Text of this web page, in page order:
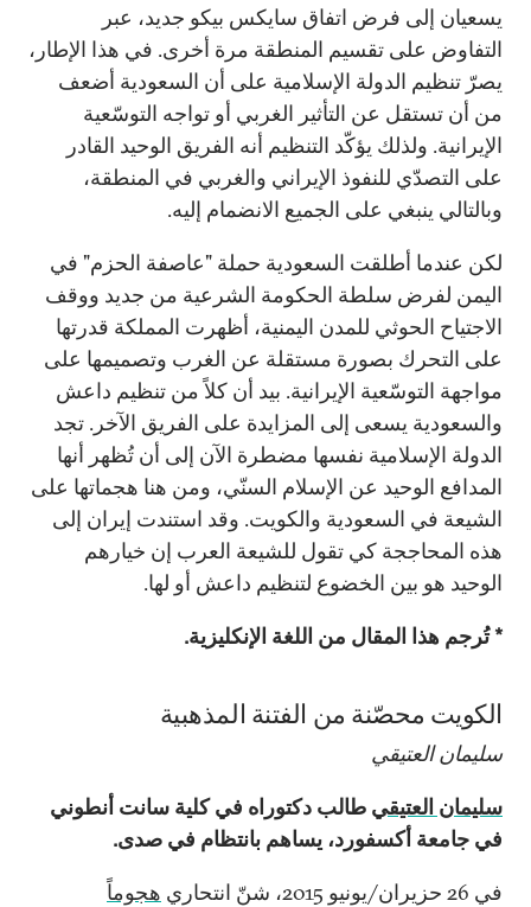
يسعيان إلى فرض اتفاق سايكس بيكو جديد، عبر
التفاوض على تقسيم المنطقة مرة أخرى. في هذا الإطار،
يصرّ تنظيم الدولة الإسلامية على أن السعودية أضعف
من أن تستقل عن التأثير الغربي أو تواجه التوسّعية
الإيرانية. ولذلك يؤكّد التنظيم أنه الفريق الوحيد القادر
على التصدّي للنفوذ الإيراني والغربي في المنطقة،
وبالتالي ينبغي على الجميع الانضمام إليه.
لكن عندما أطلقت السعودية حملة "عاصفة الحزم" في
اليمن لفرض سلطة الحكومة الشرعية من جديد ووقف
الاجتياح الحوثي للمدن اليمنية، أظهرت المملكة قدرتها
على التحرك بصورة مستقلة عن الغرب وتصميمها على
مواجهة التوسّعية الإيرانية. بيد أن كلاً من تنظيم داعش
والسعودية يسعى إلى المزايدة على الفريق الآخر. تجد
الدولة الإسلامية نفسها مضطرة الآن إلى أن تُظهر أنها
المدافع الوحيد عن الإسلام السنّي، ومن هنا هجماتها على
الشيعة في السعودية والكويت. وقد استندت إيران إلى
هذه المحاججة كي تقول للشيعة العرب إن خيارهم
الوحيد هو بين الخضوع لتنظيم داعش أو لها.
* تُرجم هذا المقال من اللغة الإنكليزية.
الكويت محصّنة من الفتنة المذهبية
سليمان العتيقي
سليمان العتيقي طالب دكتوراه في كلية سانت أنطوني
في جامعة أكسفورد، يساهم بانتظام في صدى.
في 26 حزيران/يونيو 2015، شنّ انتحاري
هجوماً